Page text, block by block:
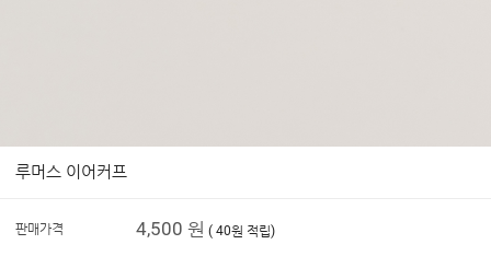
루머스 이어커프
판매가격 4,500 원 ( 40원 적립)